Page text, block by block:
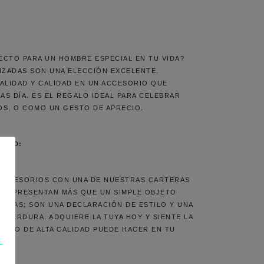
PARA UN HOMBRE ESPECIAL EN TU VIDA?
SON UNA ELECCIÓN EXCELENTE.
Y CALIDAD EN UN ACCESORIO QUE
DÍA. ES EL REGALO IDEAL PARA CELEBRAR
O COMO UN GESTO DE APRECIO.
CON UNA DE NUESTRAS CARTERAS
REPRESENTAN MÁS QUE UN SIMPLE OBJETO
SON UNA DECLARACIÓN DE ESTILO Y UNA
PERDURA. ADQUIERE LA TUYA HOY Y SIENTE LA
DE ALTA CALIDAD PUEDE HACER EN TU